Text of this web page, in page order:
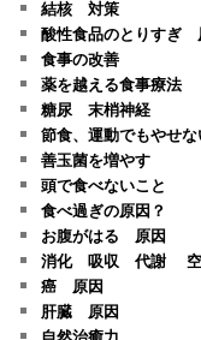
結核 対策
酸性食品のとりすぎ
食事の改善
薬を越える食事療法
糖尿 末梢神経
節食、運動でもやせ
善玉菌を増やす
頭で食べないこと
食べ過ぎの原因？
お腹がはる 原因
消化 吸収 代謝
癌 原因
肝臓 原因